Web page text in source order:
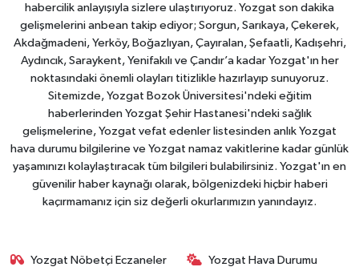
habercilik anlayışıyla sizlere ulaştırıyoruz. Yozgat son dakika
gelişmelerini anbean takip ediyor; Sorgun, Sarıkaya, Çekerek,
Akdağmadeni, Yerköy, Boğazlıyan, Çayıralan, Şefaatli, Kadışehri,
Aydıncık, Saraykent, Yenifakılı ve Çandır’a kadar Yozgat'ın her
noktasındaki önemli olayları titizlikle hazırlayıp sunuyoruz.
Sitemizde, Yozgat Bozok Üniversitesi'ndeki eğitim
haberlerinden Yozgat Şehir Hastanesi'ndeki sağlık
gelişmelerine, Yozgat vefat edenler listesinden anlık Yozgat
hava durumu bilgilerine ve Yozgat namaz vakitlerine kadar günlük
yaşamınızı kolaylaştıracak tüm bilgileri bulabilirsiniz. Yozgat'ın en
güvenilir haber kaynağı olarak, bölgenizdeki hiçbir haberi
kaçırmamanız için siz değerli okurlarımızın yanındayız.
Yozgat Nöbetçi Eczaneler Yozgat Hava Durumu